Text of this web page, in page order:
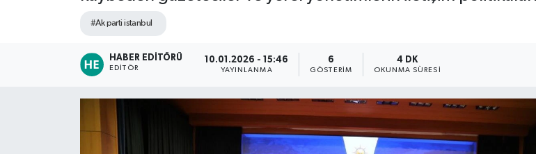
#Ak parti istanbul
HABER EDITÖRÜ
EDITÖR
10.01.2026 - 15:46
YAYINLANMA
6
GÖSTERIM
4 DK
OKUNMA SÜRESI
TEKNOLOJİ